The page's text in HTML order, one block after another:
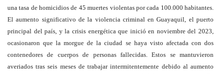
una tasa de homicidios de 45 muertes violentas por cada 100.000 habitantes.
El aumento significativo de la violencia criminal en Guayaquil, el puerto
principal del país, y la crisis energética que inició en noviembre del 2023,
ocasionaron que la morgue de la ciudad se haya visto afectada con dos
contenedores de cuerpos de personas fallecidas. Estos se mantuvieron
averiados tras seis meses de trabajar intermitentemente debido al aumento